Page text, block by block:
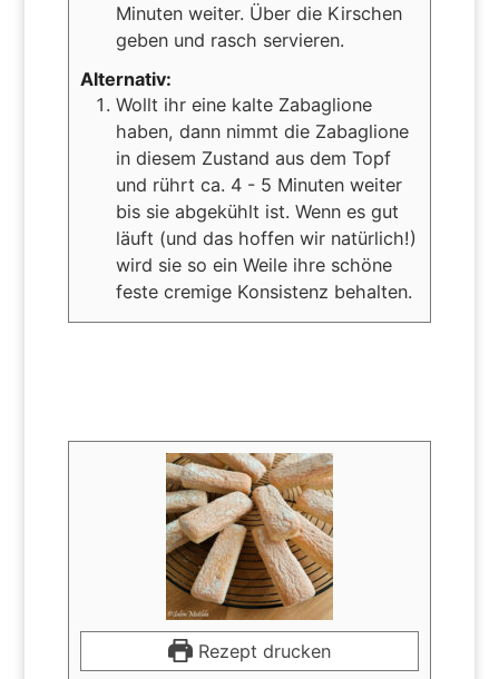
Minuten weiter. Über die Kirschen
geben und rasch servieren.
Alternativ:
Wollt ihr eine kalte Zabaglione
haben, dann nimmt die Zabaglione
in diesem Zustand aus dem Topf
und rührt ca. 4 - 5 Minuten weiter
bis sie abgekühlt ist. Wenn es gut
läuft (und das hoffen wir natürlich!)
wird sie so ein Weile ihre schöne
feste cremige Konsistenz behalten.
Rezept drucken